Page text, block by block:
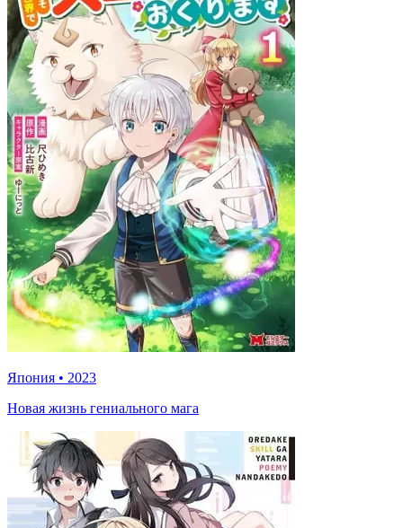
Япония • 2023
Новая жизнь гениального мага